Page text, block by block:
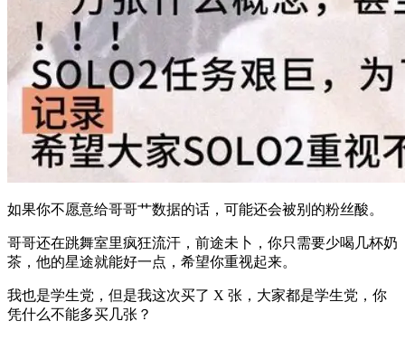
如果你不愿意给哥哥艹数据的话，可能还会被别的粉丝酸。
哥哥还在跳舞室里疯狂流汗，前途未卜，你只需要少喝几杯奶
茶，他的星途就能好一点，希望你重视起来。
我也是学生党，但是我这次买了 X 张，大家都是学生党，你
凭什么不能多买几张？